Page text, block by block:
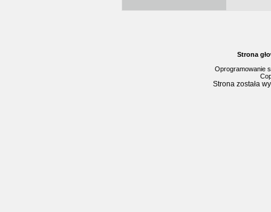
Strona
Oprogramowanie
Strona została